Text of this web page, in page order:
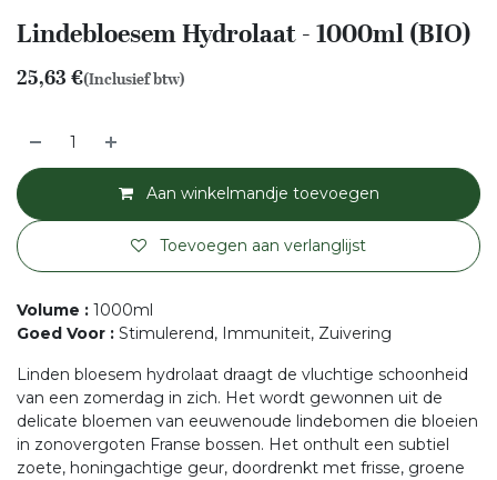
Lindebloesem Hydrolaat - 1000ml (BIO)
25,63€(Inclusief btw)
Aan winkelmandje toevoegen
Toevoegen aan verlanglijst
Volume : 1000ml
Goed Voor : Stimulerend, Immuniteit, Zuivering
Linden bloesem hydrolaat draagt de vluchtige schoonheid
van een zomerdag in zich. Het wordt gewonnen uit de
delicate bloemen van eeuwenoude lindebomen die bloeien
in zonovergoten Franse bossen. Het onthult een subtiel
zoete, honingachtige geur, doordrenkt met frisse, groene